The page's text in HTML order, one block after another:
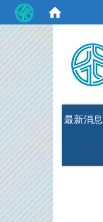
最新消息